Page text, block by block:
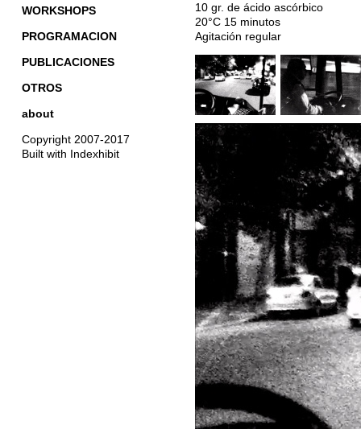
WORKSHOPS
PROGRAMACION
PUBLICACIONES
OTROS
about
Copyright 2007-2017
Built with Indexhibit
10 gr. de ácido ascórbico
20°C 15 minutos
Agitación regular